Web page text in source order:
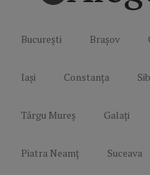
București Brașov
Iași Constanța
Târgu Mureș Galați
Piatra Neamț Suceava